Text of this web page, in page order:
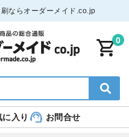
ならオーダーメイド.co.jp
0
に入り お問合せ